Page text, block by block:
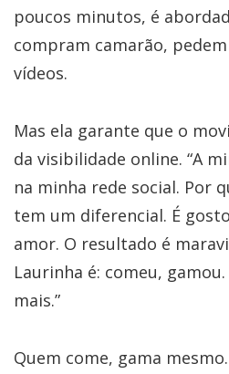
poucos minutos, é
compram camarão,
vídeos.
Mas ela garante que o
da visibilidade online. “A
na minha rede social. Por
tem um diferencial. É
amor. O resultado é
Laurinha é: comeu,
mais.”
Quem come, gama